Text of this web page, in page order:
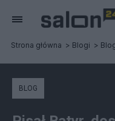
Strona główna Blogi
BLOG